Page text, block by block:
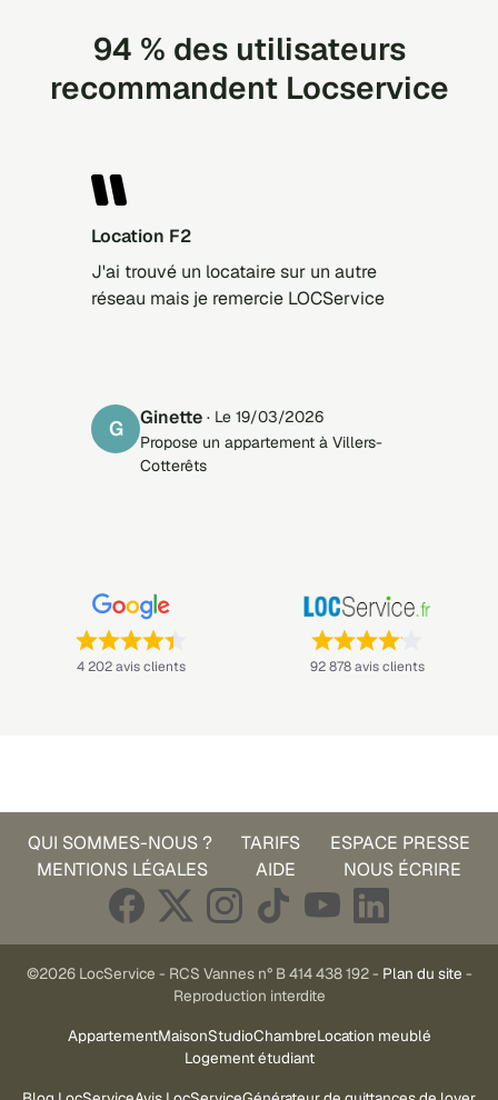
94 % des utilisateurs
recommandent Locservice
Location F2
J'ai trouvé un locataire sur un autre
réseau mais je remercie LOCService
G ginette · Le 19/03/2026
Propose un appartement à Villers-
Cotterêts
Note : 4,4 sur 5 —
4 202 avis clients Note : 4,1 sur 5 —
92 878 avis clients
QUI SOMMES-NOUS ? TARIFS
ESPACE PRESSE
MENTIONS LÉGALES
AIDE NOUS ÉCRIRE
©2026 LocService - RCS Vannes n° B 414 438 192 - Plan du site -
Reproduction interdite
AppartementMaisonStudioChambreLocation meublé
Logement étudiant